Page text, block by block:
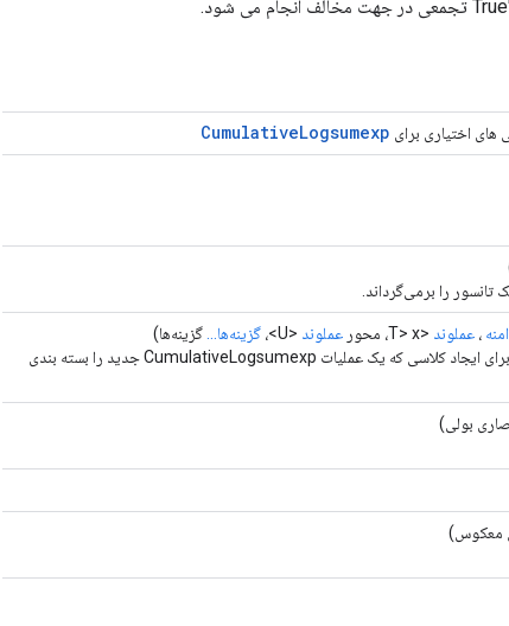
های اختیاری برای CumulativeLogsumexp
تانسور را برمی‌گرداند.
، عملوند <T> x، محور عملوند <U>، گزینه‌ها...
گزینه‌ها)
روش کارخانه برای ایجاد کلاسی که یک عملیات CumulativeLogsumexp جدید را بسته بندی
بولی)
معکوس)